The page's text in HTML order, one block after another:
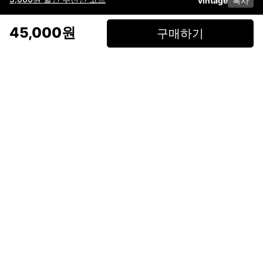
45,000원 구매하기
이용약관고객센터판매개인정보 처리방침사업자 정보다운로드
페이스북